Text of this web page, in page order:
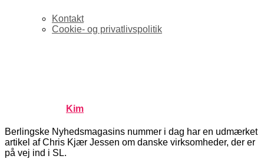
Kontakt
Cookie- og privatlivspolitik
Kim
Berlingske Nyhedsmagasins nummer i dag har en udmærket
artikel af Chris Kjær Jessen om danske virksomheder, der er
på vej ind i SL.